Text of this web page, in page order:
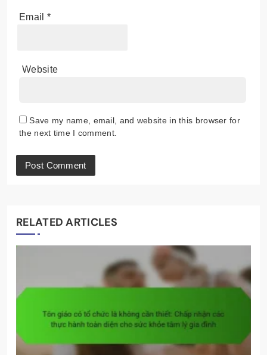
Email *
Website
Save my name, email, and website in this browser for
the next time I comment.
RELATED ARTICLES